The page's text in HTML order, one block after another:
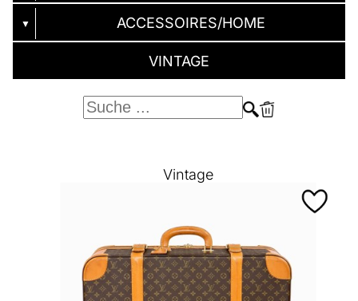
▼ ACCESSOIRES/HOME
VINTAGE
Vintage